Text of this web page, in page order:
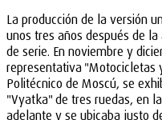
La producción de la versión
unos tres años después de
de serie. En noviembre y
representativa "Motocicletas
Politécnico de Moscú, se
"Vyatka" de tres ruedas, en
adelante y se ubicaba justo